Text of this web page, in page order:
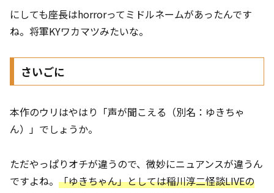
にしても座長はhorrorってミドルネームがあったんです
ね。将軍KYワカマツみたいな。
さいごに
本作のウリはやはり「声が聞こえる（別名：ゆきちゃ
ん）」でしょうか。
ただやっぱりオチが違うので、微妙にニュアンスが違うん
ですよね。 「ゆきちゃん」としては稲川淳二怪談LIVEの